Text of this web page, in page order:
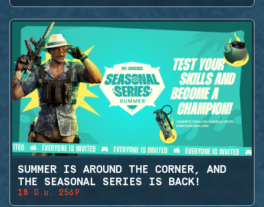
SUMMER IS AROUND THE CORNER, AND
THE SEASONAL SERIES IS BACK!
18 มิ.ย. 2569